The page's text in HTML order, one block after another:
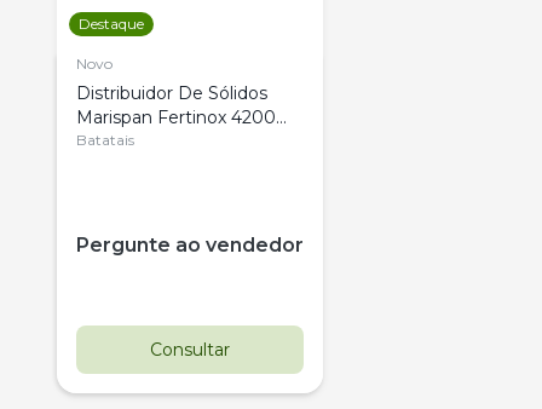
Destaque
Novo
Distribuidor De Sólidos
Marispan Fertinox 4200
Citrus
Batatais
Pergunte ao vendedor
Consultar